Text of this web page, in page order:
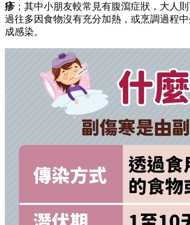
疹；其中小朋友較常見有腹瀉症狀，大人則
過往多因食物沒有充分加熱，或烹調過程
成感染。